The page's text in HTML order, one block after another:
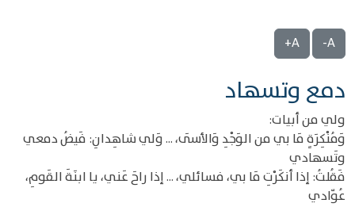
A-
A+
دمع وتسهاد
ولي من أبيات:
وَمُنْكِرَةٍ مَا بي من الوَجْدِ وَالأسَى، ... وَلي شاهِدانِ: فَيضُ دمعي
وتَسهادي
فَقُلتُ: إذا أنكَرْتِ مَا بي، فسائلي، ... إذا راحَ عَني، يا ابنَةَ القَومِ،
عُوّادي